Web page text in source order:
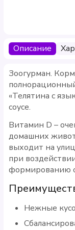
Описание
Зоогурман.
«Телятина с
соусе.
Витамин D –
домашних
выходит на
при
формированию
Нежные